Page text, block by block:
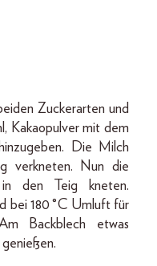
Zuckerarten und
Kakaopulver mit dem
Die Milch
verkneten. Nun die
in den Teig kneten.
bei 180 °C Umluft für
Backblech etwas
genießen.